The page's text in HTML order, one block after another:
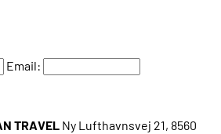
Email:
TRAVEL Ny Lufthavnsvej 21, 8560